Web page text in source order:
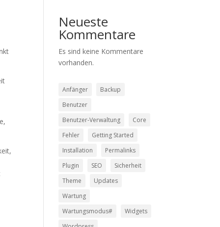
Neueste
Kommentare
Es sind keine Kommentare
vorhanden.
Anfänger
Backup
Benutzer
Benutzer-Verwaltung
Core
Fehler
Getting Started
Installation
Permalinks
Plugin
SEO
Sicherheit
Theme
Updates
Wartung
Wartungsmodus#
Widgets